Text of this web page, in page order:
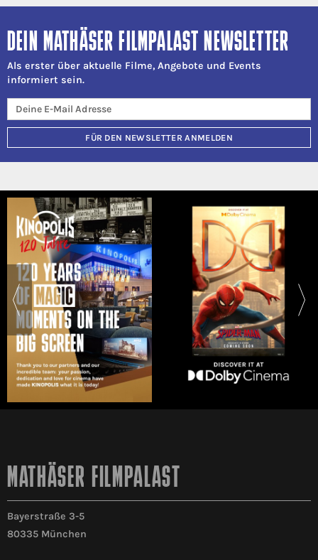
DEIN MATHÄSER FILMPALAST NEWSLETTER
Als erster über aktuelle Filme, Angebote und Events
informiert sein.
FÜR DEN NEWSLETTER ANMELDEN
MATHÄSER FILMPALAST
Bayerstraße 3-5
80335 München